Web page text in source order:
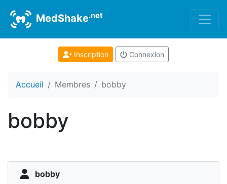
MedShake.net
Inscription Connexion
Accueil Membres bobby
bobby
bobby